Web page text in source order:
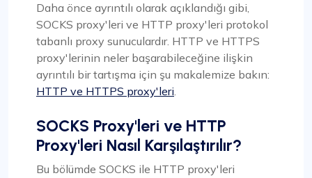
Daha önce ayrıntılı olarak açıklandığı gibi,
SOCKS proxy'leri ve HTTP proxy'leri protokol
tabanlı proxy sunuculardır. HTTP ve HTTPS
proxy'lerinin neler başarabileceğine ilişkin
ayrıntılı bir tartışma için şu makalemize bakın:
HTTP ve HTTPS proxy'leri.
SOCKS Proxy'leri ve HTTP
Proxy'leri Nasıl Karşılaştırılır?
Bu bölümde SOCKS ile HTTP proxy'leri